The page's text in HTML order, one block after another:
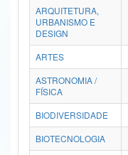
Ministério da Mulher, da Família e
Secretaria de Governo
Advocacia-Geral da União
ARQUITETURA,
URBANISMO E
DESIGN
ARTES
ASTRONOMIA /
FÍSICA
BIODIVERSIDADE
BIOTECNOLOGIA